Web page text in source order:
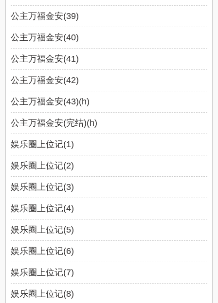
公主万福金安(39)
公主万福金安(40)
公主万福金安(41)
公主万福金安(42)
公主万福金安(43)(h)
公主万福金安(完结)(h)
娱乐圈上位记(1)
娱乐圈上位记(2)
娱乐圈上位记(3)
娱乐圈上位记(4)
娱乐圈上位记(5)
娱乐圈上位记(6)
娱乐圈上位记(7)
娱乐圈上位记(8)